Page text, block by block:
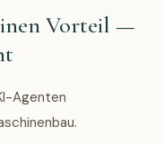
Vorteil —
Agenten